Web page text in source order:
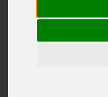
Madrid - nuevo-